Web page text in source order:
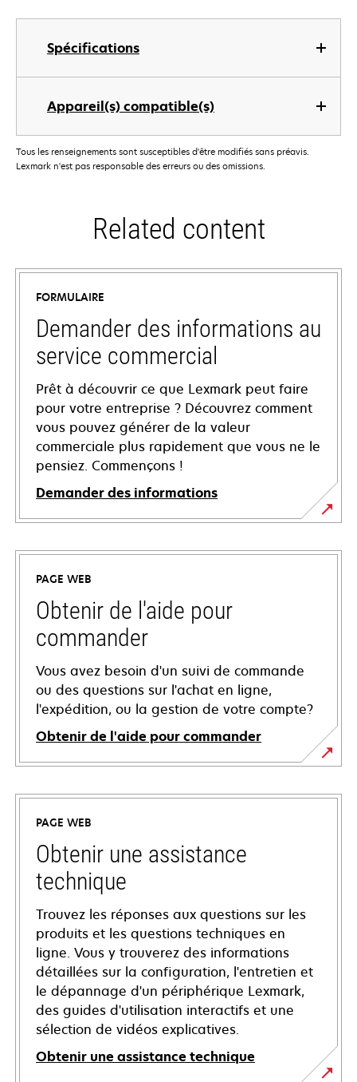
Spécifications
Appareil(s) compatible(s)
Tous les renseignements sont susceptibles d'être modifiés sans préavis.
Lexmark n'est pas responsable des erreurs ou des omissions.
Related content
FORMULAIRE
Demander des informations au
service commercial
Prêt à découvrir ce que Lexmark peut faire
pour votre entreprise ? Découvrez comment
vous pouvez générer de la valeur
commerciale plus rapidement que vous ne le
pensiez. Commençons !
Demander des informations
PAGE WEB
Obtenir de l'aide pour
commander
Vous avez besoin d'un suivi de commande
ou des questions sur l'achat en ligne,
l'expédition, ou la gestion de votre compte?
Obtenir de l'aide pour commander
PAGE WEB
Obtenir une assistance
technique
Trouvez les réponses aux questions sur les
produits et les questions techniques en
ligne. Vous y trouverez des informations
détaillées sur la configuration, l'entretien et
le dépannage d'un périphérique Lexmark,
des guides d'utilisation interactifs et une
sélection de vidéos explicatives.
Obtenir une assistance technique